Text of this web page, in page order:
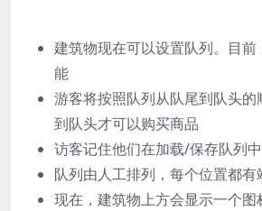
建筑物现在可以设置队列。目前
能
游客将按照队列从队尾到队头
到队头才可以购买商品
访客记住他们在加载/保存队列
队列由人工排列，每个位置都有
现在，建筑物上方会显示一个